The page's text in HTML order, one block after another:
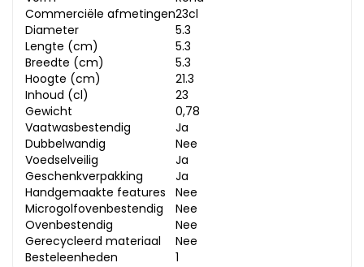
Commerciële afmetingen23cl
Diameter
5.3
Lengte (cm)
5.3
Breedte (cm)
5.3
Hoogte (cm)
21.3
Inhoud (cl)
23
Gewicht
0,78
Vaatwasbestendig
Ja
Dubbelwandig
Nee
Voedselveilig
Ja
Geschenkverpakking
Ja
Handgemaakte features
Nee
Microgolfovenbestendig
Nee
Ovenbestendig
Nee
Gerecycleerd materiaal
Nee
Besteleenheden
1